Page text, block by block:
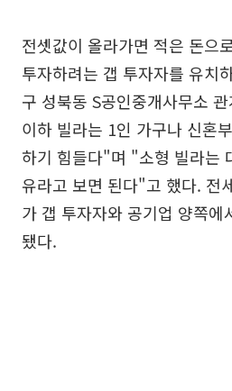
전셋값이 올라가면 적은 돈으
투자하려는 갭 투자자를 유치
구 성북동 S공인중개사무소
이하 빌라는 1인 가구나 신혼
하기 힘들다"며 "소형 빌라는
유라고 보면 된다"고 했다. 전
가 갭 투자자와 공기업 양쪽에
됐다.